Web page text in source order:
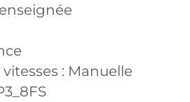
: Manuelle